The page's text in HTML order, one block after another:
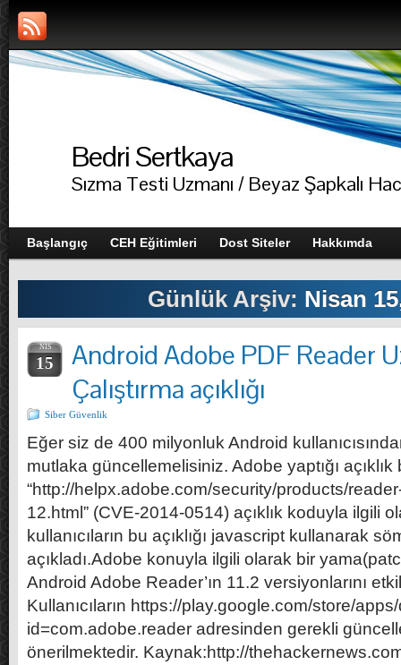
Bedri Sertkaya
Sızma Testi Uzmanı / Beyaz Şapkalı
Başlangıç CEH Eğitimleri Dost Siteler Hakkımda
Günlük Arşiv: Nisan
NIS
15
Android Adobe PDF Reader
Çalıştırma açıklığı
Siber Güvenlik
Eğer siz de 400 milyonluk Android
mutlaka güncellemelisiniz. Adobe yaptığı
“http://helpx.adobe.com/security/products/
12.html” (CVE-2014-0514) açıklık koduyla ilgili
kullanıcıların bu açıklığı javascript kullanarak
açıkladı.Adobe konuyla ilgili olarak bir
Android Adobe Reader’ın 11.2 versiyonlarını
Kullanıcıların https://play.google.com/store/
id=com.adobe.reader adresinden gerekli
önerilmektedir. Kaynak:http://